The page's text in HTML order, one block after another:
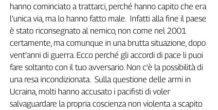
hanno cominciato a trattarci, perché hanno capito che era
l’unica via, ma lo hanno fatto male. Infatti alla fine il paese
è stato riconsegnato al nemico, non come nel 2001
certamente, ma comunque in una brutta situazione, dopo
vent’anni di guerra. Ecco perché gli accordi di pace li puoi
fare soltanto con il tuo avversario. Non c'è la possibilità di
una resa incondizionata. Sulla questione delle armi in
Ucraina, molti hanno accusato i pacifisti di voler
salvaguardare la propria coscienza non violenta a scapito